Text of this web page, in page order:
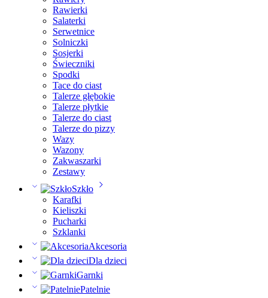
Rawierki
Salaterki
Serwetnice
Solniczki
Sosjerki
Świeczniki
Spodki
Tace do ciast
Talerze głębokie
Talerze płytkie
Talerze do ciast
Talerze do pizzy
Wazy
Wazony
Zakwaszarki
Zestawy
Szkło
Karafki
Kieliszki
Pucharki
Szklanki
Akcesoria
Dla dzieci
Garnki
Patelnie